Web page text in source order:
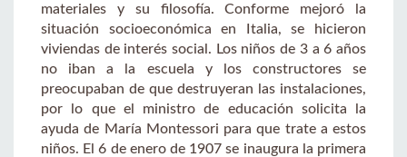
materiales y su filosofía. Conforme mejoró la
situación socioeconómica en Italia, se hicieron
viviendas de interés social. Los niños de 3 a 6 años
no iban a la escuela y los constructores se
preocupaban de que destruyeran las instalaciones,
por lo que el ministro de educación solicita la
ayuda de María Montessori para que trate a estos
niños. El 6 de enero de 1907 se inaugura la primera